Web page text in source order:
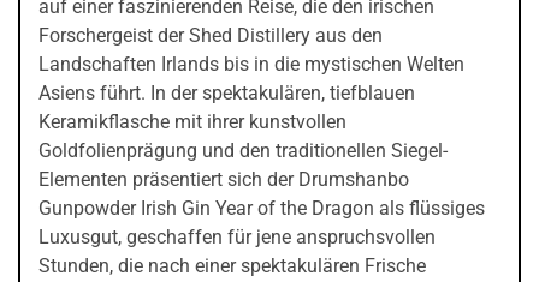
auf einer faszinierenden Reise, die den irischen
Forschergeist der Shed Distillery aus den
Landschaften Irlands bis in die mystischen Welten
Asiens führt. In der spektakulären, tiefblauen
Keramikflasche mit ihrer kunstvollen
Goldfolienprägung und den traditionellen Siegel-
Elementen präsentiert sich der Drumshanbo
Gunpowder Irish Gin Year of the Dragon als flüssiges
Luxusgut, geschaffen für jene anspruchsvollen
Stunden, die nach einer spektakulären Frische